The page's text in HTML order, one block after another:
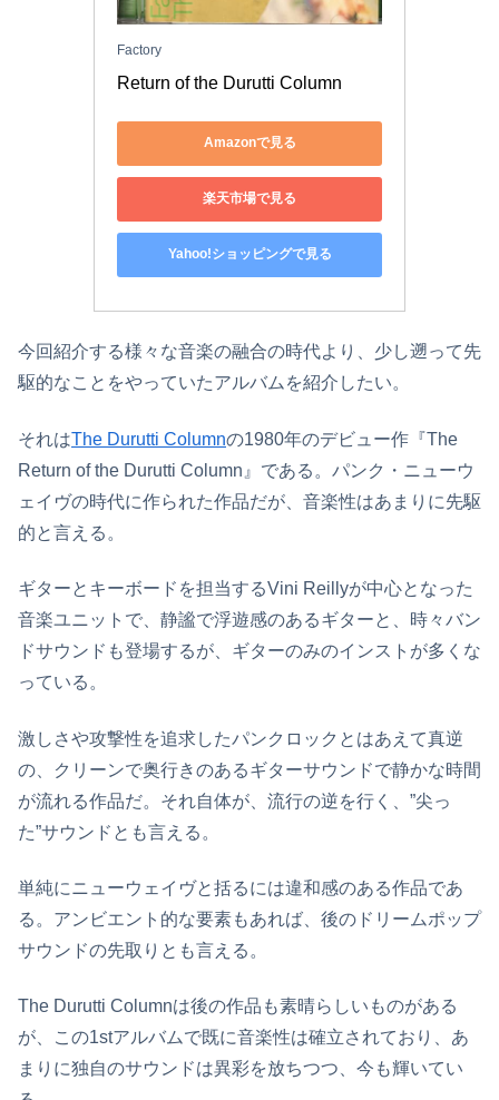
Factory
Return of the Durutti Column
Amazonで見る
楽天市場で見る
Yahoo!ショッピングで見る
今回紹介する様々な音楽の融合の時代より、少し遡って先
駆的なことをやっていたアルバムを紹介したい。
それはThe Durutti Columnの1980年のデビュー作『The
Return of the Durutti Column』である。パンク・ニューウ
ェイヴの時代に作られた作品だが、音楽性はあまりに先駆
的と言える。
ギターとキーボードを担当するVini Reillyが中心となった
音楽ユニットで、静謐で浮遊感のあるギターと、時々バン
ドサウンドも登場するが、ギターのみのインストが多くな
っている。
激しさや攻撃性を追求したパンクロックとはあえて真逆
の、クリーンで奥行きのあるギターサウンドで静かな時間
が流れる作品だ。それ自体が、流行の逆を行く、”尖っ
た”サウンドとも言える。
単純にニューウェイヴと括るには違和感のある作品であ
る。アンビエント的な要素もあれば、後のドリームポップ
サウンドの先取りとも言える。
The Durutti Columnは後の作品も素晴らしいものがある
が、この1stアルバムで既に音楽性は確立されており、あ
まりに独自のサウンドは異彩を放ちつつ、今も輝いてい